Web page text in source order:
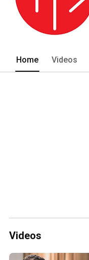
Home Videos
Videos